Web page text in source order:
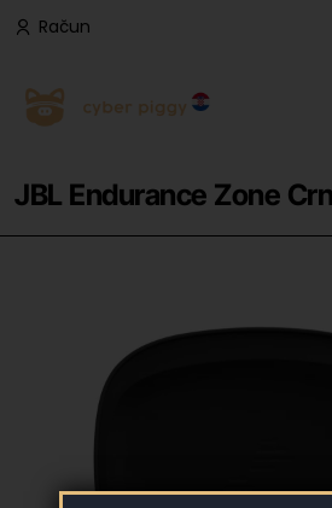
Račun
JBL Endurance Zone